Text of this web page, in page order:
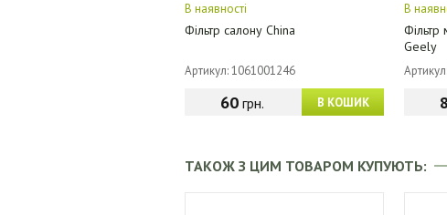
В наявності
Фільтр салону China
Артикул: 1061001246
В КОШИК
60грн.
В
Фільтр
Geely
ТАКОЖ З ЦИМ ТОВАРОМ КУПУЮТЬ: